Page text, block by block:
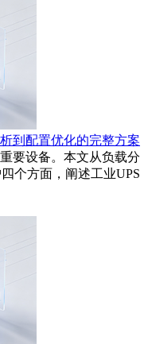
到配置优化的完整方案
要设备。本文从负载分
个方面，阐述工业UPS